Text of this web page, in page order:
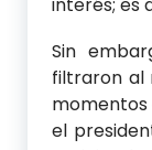
Sin
filtraron al
momentos
el